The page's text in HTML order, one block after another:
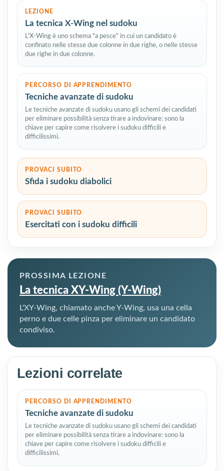
LEZIONE
La tecnica X-Wing nel sudoku
L'X-Wing è uno schema "a pesce" in cui un candidato è
confinato nelle stesse due colonne in due righe, o nelle stesse
due righe in due colonne.
PERCORSO DI APPRENDIMENTO
Tecniche avanzate di sudoku
Le tecniche avanzate di sudoku usano gli schemi dei candidati
per eliminare possibilità senza tirare a indovinare: sono la
chiave per capire come risolvere i sudoku difficili e
difficilissimi.
PROVACI SUBITO
Sfida i sudoku diabolici
PROVACI SUBITO
Esercitati con i sudoku difficili
PROSSIMA LEZIONE
La tecnica XY-Wing (Y-Wing)
L'XY-Wing, chiamato anche Y-Wing, usa una cella
perno e due celle pinza per eliminare un candidato
condiviso.
Lezioni correlate
PERCORSO DI APPRENDIMENTO
Tecniche avanzate di sudoku
Le tecniche avanzate di sudoku usano gli schemi dei candidati
per eliminare possibilità senza tirare a indovinare: sono la
chiave per capire come risolvere i sudoku difficili e
difficilissimi.